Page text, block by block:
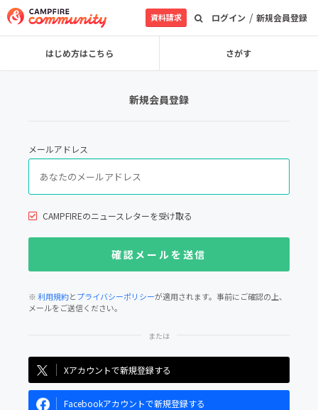
ログイン / 新規会員登録
資料請求
はじめ方はこちら さがす
新規会員登録
メールアドレス
CAMPFIREのニュースレターを受け取る
※利用規約とプライバシーポリシーが適用されます。事前にご確認の上、
メールをご送信ください。
Xアカウントで新規登録する
Facebookアカウントで新規登録する